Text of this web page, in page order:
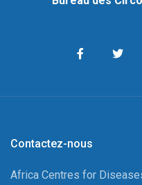
Contactez-nous
Africa Centres for